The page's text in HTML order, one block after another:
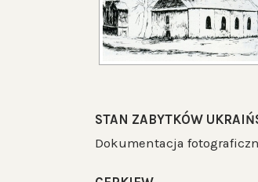
STAN ZABYTKÓW
Dokumentacja